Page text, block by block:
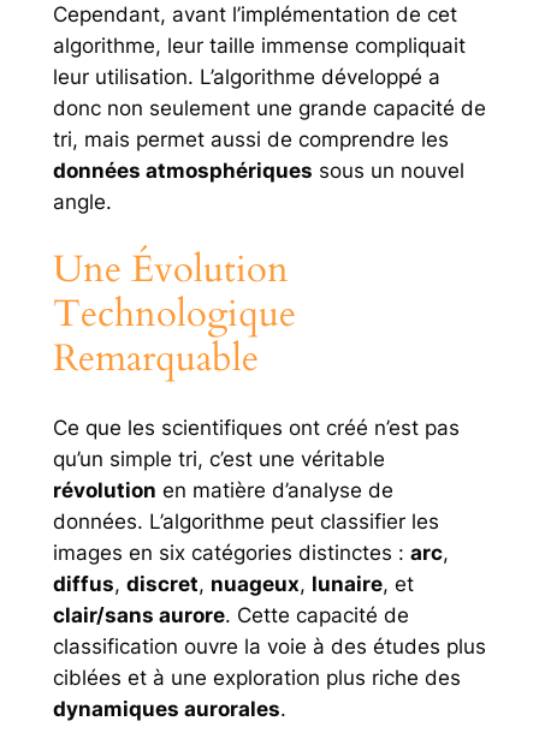
Cependant, avant l’implémentation de cet
algorithme, leur taille immense compliquait
leur utilisation. L’algorithme développé a
donc non seulement une grande capacité de
tri, mais permet aussi de comprendre les
données atmosphériques sous un nouvel
angle.
Une Évolution
Technologique
Remarquable
Ce que les scientifiques ont créé n’est pas
qu’un simple tri, c’est une véritable
révolution en matière d’analyse de
données. L’algorithme peut classifier les
images en six catégories distinctes : arc,
diffus, discret, nuageux, lunaire, et
clair/sans aurore. Cette capacité de
classification ouvre la voie à des études plus
ciblées et à une exploration plus riche des
dynamiques aurorales.